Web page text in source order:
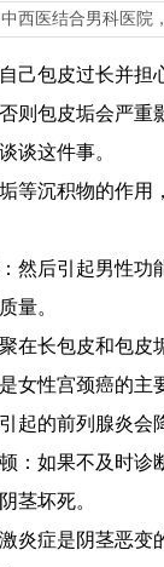
西医结合男科医院
包皮过长并担
则包皮垢会严
谈这件事。
沉积物的作用
后引起男性功
量。
长包皮和包皮
女性宫颈癌的主
的前列腺炎会
如果不及时诊
茎坏死。
症是阴茎恶变